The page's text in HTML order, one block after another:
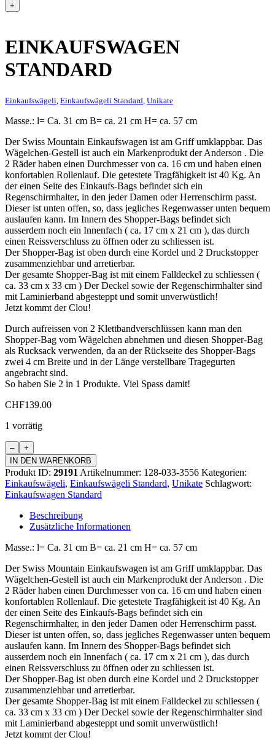
+
EINKAUFSWAGEN
STANDARD
Einkaufswägeli Einkaufswägeli Standard Unikate
Masse.: l= Ca. 31 cm B= ca. 21 cm H= ca. 57 cm
Der Swiss Mountain Einkaufswagen ist am Griff umklappbar. Das
Wägelchen-Gestell ist auch ein Markenprodukt der Anderson . Die
2 Räder haben einen Durchmesser von ca. 16 cm und haben einen
konfortablen Rollenlauf. Die getestete Tragfähigkeit ist 40 Kg. An
der einen Seite des Einkaufs-Bags befindet sich ein
Regenschirmhalter, in den jeder Damen oder Herrenschirm passt.
Dieser ist unten offen, so, dass jegliches Regenwasser unten bequem
auslaufen kann. Im Innern des Shopper-Bags befindet sich
ausserdem noch ein Innenfach ( ca. 17 cm x 21 cm ), das durch
einen Reissverschluss zu öffnen oder zu schliessen ist.
Der Shopper-Bag ist oben durch eine Kordel und 2 Druckstopper
zusammenziehbar und arretierbar.
Der gesamte Shopper-Bag ist mit einem Falldeckel zu schliessen (
ca. 33 cm x 33 cm ) Der Deckel sowie der Regenschirmhalter sind
mit Laminierband abgesteppt und somit unverwüstlich!
Jetzt kommt der Clou!
Durch aufreissen von 2 Klettbandverschlüssen kann man den
Shopper-Bag vom Wägelchen abnehmen und diesen Shopper-Bag
als Rucksack verwenden, da an der Rückseite des Shopper-Bags
zwei 4 cm Breite und in der Länge verstellbare Tragegurten
angebracht sind.
So haben Sie 2 in 1 Produkte. Viel Spass damit!
CHF139.00
1 vorrätig
Einkaufswagen
Standard
Menge
IN DEN WARENKORB
Produkt ID: 29191 Artikelnummer: 128-033-3556 Kategorien:
Einkaufswägeli, Einkaufswägeli Standard, Unikate Schlagwort:
Einkaufswagen Standard
Beschreibung
Zusätzliche Informationen
Masse.: l= Ca. 31 cm B= ca. 21 cm H= ca. 57 cm
Der Swiss Mountain Einkaufswagen ist am Griff umklappbar. Das
Wägelchen-Gestell ist auch ein Markenprodukt der Anderson . Die
2 Räder haben einen Durchmesser von ca. 16 cm und haben einen
konfortablen Rollenlauf. Die getestete Tragfähigkeit ist 40 Kg. An
der einen Seite des Einkaufs-Bags befindet sich ein
Regenschirmhalter, in den jeder Damen oder Herrenschirm passt.
Dieser ist unten offen, so, dass jegliches Regenwasser unten bequem
auslaufen kann. Im Innern des Shopper-Bags befindet sich
ausserdem noch ein Innenfach ( ca. 17 cm x 21 cm ), das durch
einen Reissverschluss zu öffnen oder zu schliessen ist.
Der Shopper-Bag ist oben durch eine Kordel und 2 Druckstopper
zusammenziehbar und arretierbar.
Der gesamte Shopper-Bag ist mit einem Falldeckel zu schliessen (
ca. 33 cm x 33 cm ) Der Deckel sowie der Regenschirmhalter sind
mit Laminierband abgesteppt und somit unverwüstlich!
Jetzt kommt der Clou!